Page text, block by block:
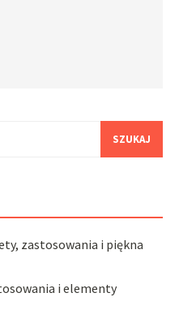
zastosowania i piękna
i elementy